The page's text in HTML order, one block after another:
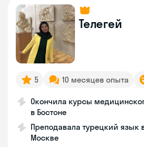
Телегей
5 10 месяцев опыта
Окончила курсы
в Бостоне
Преподавала турецкий язык
Москве